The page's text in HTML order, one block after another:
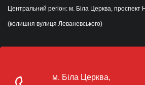
Центральний регіон: м. Біла Церква, проспект
(колишня вулиця Леваневського)
м. Біла Церква,